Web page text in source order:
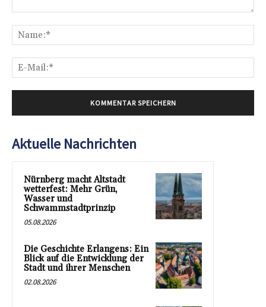
Aktuelle Nachrichten
Nürnberg macht Altstadt
wetterfest: Mehr Grün,
Wasser und
Schwammstadtprinzip
05.08.2026
Die Geschichte Erlangens: Ein
Blick auf die Entwicklung der
Stadt und ihrer Menschen
02.08.2026